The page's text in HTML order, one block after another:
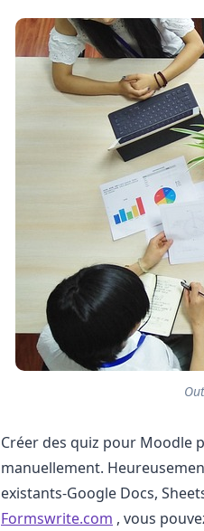
Créer des quiz pour Moodle
manuellement.
existants-Google Docs,
Formswrite.com , vous